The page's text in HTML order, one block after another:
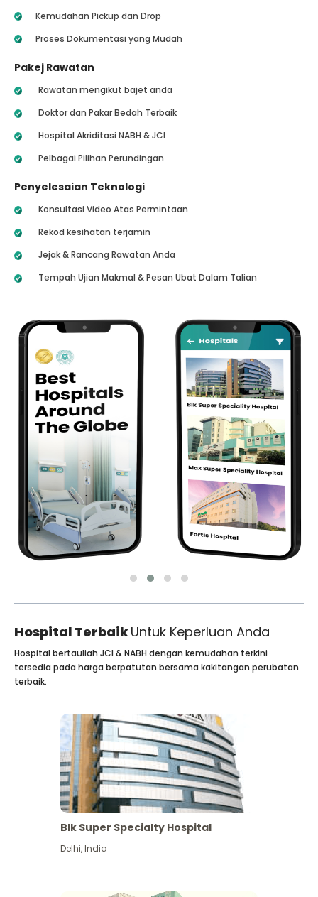
Kemudahan Pickup dan Drop
Proses Dokumentasi yang Mudah
Pakej Rawatan
Rawatan mengikut bajet anda
Doktor dan Pakar Bedah Terbaik
Hospital Akriditasi NABH & JCI
Pelbagai Pilihan Perundingan
Penyelesaian Teknologi
Konsultasi Video Atas Permintaan
Rekod kesihatan terjamin
Jejak & Rancang Rawatan Anda
Tempah Ujian Makmal & Pesan Ubat Dalam Talian
Hospital TerbaikUntuk Keperluan Anda
Hospital bertauliah JCI & NABH dengan kemudahan terkini
tersedia pada harga berpatutan bersama kakitangan perubatan
terbaik.
Blk Super Specialty Hospital
Delhi,India